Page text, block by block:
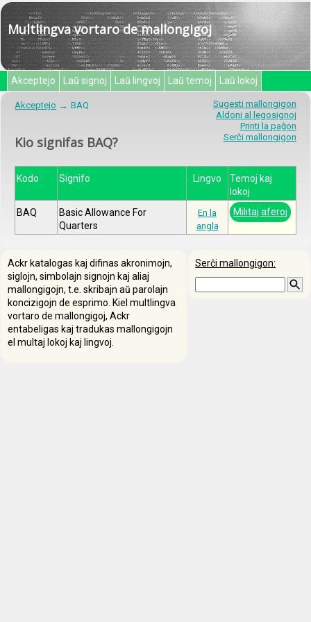
Multlingva vortaro de mallongigoj
Akceptejo Laŭ signoj Laŭ lingvoj Laŭ temoj Laŭ lokoj
Sugesti mallongigon
Aldoni al legosignoj
Printi la paĝon
Serĉi mallongigon
Akceptejo BAQ
Kio signifas BAQ?
Kodo Signifo Lingvo
Temoj kaj
lokoj
BAQ
Basic Allowance For
Quarters
En la
angla
Militaj aferoj
Serĉi mallongigon:
Ackr katalogas kaj difinas akronimojn,
siglojn, simbolajn signojn kaj aliaj
mallongigojn, t.e. skribajn aŭ parolajn
koncizigojn de esprimo. Kiel multlingva
vortaro de mallongigoj, Ackr
entabeligas kaj tradukas mallongigojn
el multaj lokoj kaj lingvoj.